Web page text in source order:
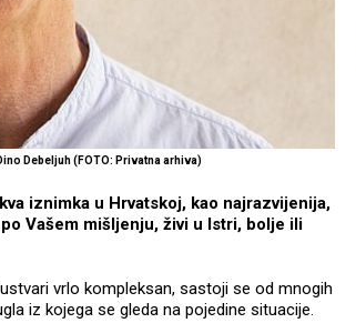
Debeljuh (FOTO: Privatna arhiva)
iznimka u Hrvatskoj, kao najrazvijenija,
Vašem mišljenju, živi u Istri, bolje ili
vrlo kompleksan, sastoji se od mnogih
iz kojega se gleda na pojedine situacije.